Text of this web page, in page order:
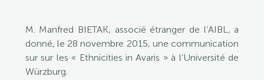
M. Manfred BIETAK, associé étranger de l’AIBL, a
donné, le 28 novembre 2015, une communication
sur sur les « Ethnicities in Avaris » à l’Université de
Würzburg.